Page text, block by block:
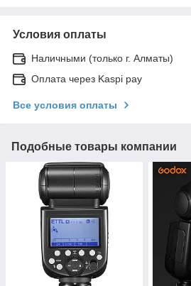
Условия оплаты
Наличными (только г. Алматы)
Оплата через Kaspi pay
Все условия оплаты
Подобные товары компании